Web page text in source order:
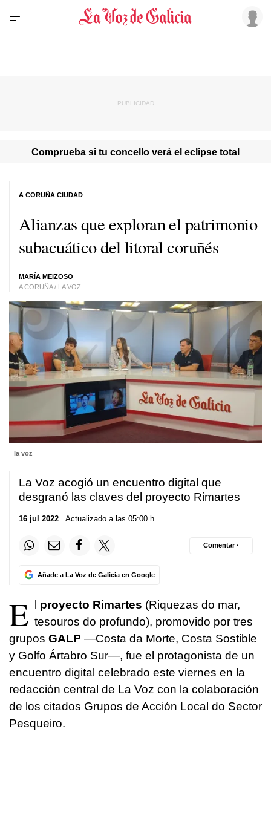
Comprueba si tu concello verá el eclipse total
Alianzas que exploran el patrimonio
subacuático del litoral coruñés
MARÍA MEIZOSO
A CORUÑA / LA VOZ
A CORUÑA CIUDAD
la voz
La Voz acogió un encuentro digital que
desgranó las claves del proyecto Rimartes
16 jul 2022 . Actualizado a las 05:00 h.
Añade a La Voz de Galicia en Google
Comentar ·
E l proyecto Rimartes (Riquezas do mar,
tesouros do profundo), promovido por tres
grupos GALP —Costa da Morte, Costa Sostible
y Golfo Ártabro Sur—, fue el protagonista de un
encuentro digital celebrado este viernes en la
redacción central de La Voz con la colaboración
de los citados Grupos de Acción Local do Sector
Pesqueiro.